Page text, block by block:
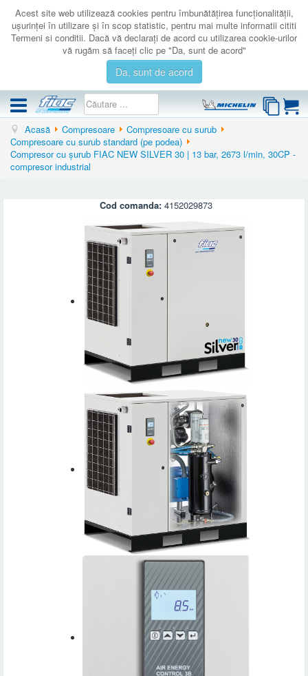
Acest site web utilizează cookies pentru îmbunătăţirea funcţionalităţii,
uşurinţei în utilizare şi în scop statistic, pentru mai multe informatii cititi
Termeni si conditii. Dacă vă declaraţi de acord cu utilizarea cookie-urilor
vă rugăm să faceţi clic pe "Da, sunt de acord"
Da, sunt de acord
COMPRESOARE
ACCESORII
AUTENTIFICARE
Acasă Compresoare
Compresoare cu surub
Compresoare cu surub standard (pe podea)
Compresor cu șurub FIAC NEW SILVER 30 | 13 bar, 2673 l/min, 30CP -
compresor industrial
Cod comanda: 4152029873